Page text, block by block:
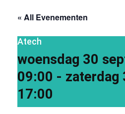
« All Evenementen
Atech
woensdag 30
09:00 - zaterdag
17:00